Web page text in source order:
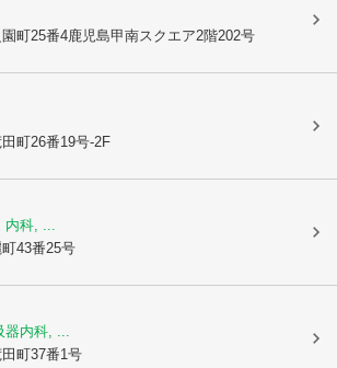
園町25番4鹿児島甲南スクエア2階202号
田町26番19号-2F
科, ...
43番25号
内科, ...
田町37番1号